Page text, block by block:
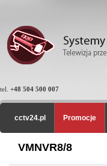
tel. +48 504 500 007
cctv24.pl Promocje
VMNVR8/8